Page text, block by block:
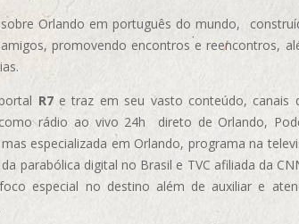
Orlando em português do mundo,
promovendo encontros e reencontros,
R7e traz em seu vasto conteúdo, canais
rádio ao vivo 24h direto de Orlando,
especializada em Orlando, programa na
parabólica digital no Brasil e TVC afiliada da
especial no destino além de auxiliar e